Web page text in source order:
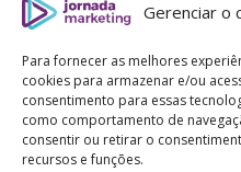
Gerenciar o
Para fornecer as melhores
cookies para armazenar e/ou
consentimento para essas
como comportamento de
consentir ou retirar o
recursos e funções.